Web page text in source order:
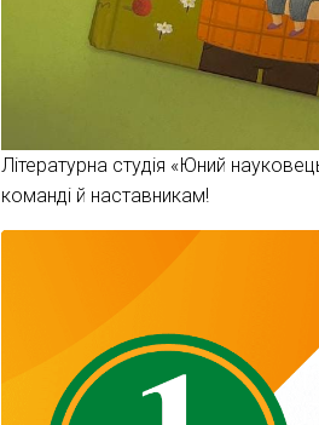
Літературна студія «Юний
команді й наставникам!